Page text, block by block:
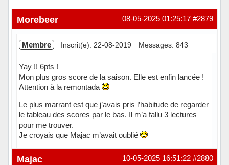
#2879
08-05-2025 01:25:17
Morebeer
Membre Inscrit(e): 22-08-2019 Messages: 843
Yay !! 6pts !
Mon plus gros score de la saison. Elle est enfin lancée !
Attention à la remontada
Le plus marrant est que j’avais pris l’habitude de regarder
le tableau des scores par le bas. Il m’a fallu 3 lectures
pour me trouver.
Je croyais que Majac m’avait oublié
Hors ligne #2880
10-05-2025 16:51:22
Majac